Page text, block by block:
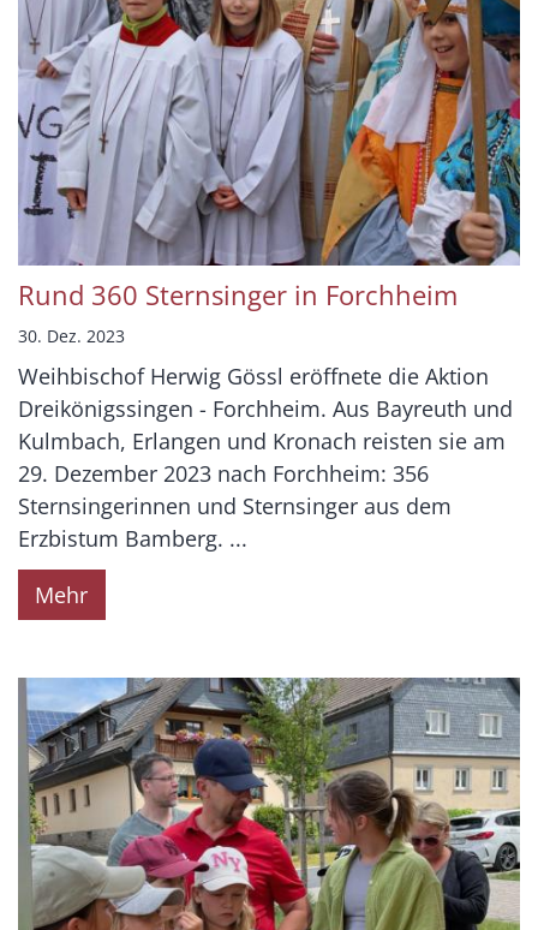
Rund 360 Sternsinger in Forchheim
30. Dez. 2023
Weihbischof Herwig Gössl eröffnete die Aktion
Dreikönigssingen - Forchheim. Aus Bayreuth und
Kulmbach, Erlangen und Kronach reisten sie am
29. Dezember 2023 nach Forchheim: 356
Sternsingerinnen und Sternsinger aus dem
Erzbistum Bamberg. ...
Mehr